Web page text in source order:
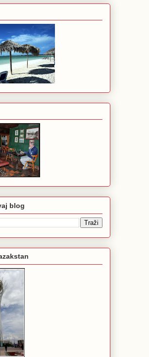
blog